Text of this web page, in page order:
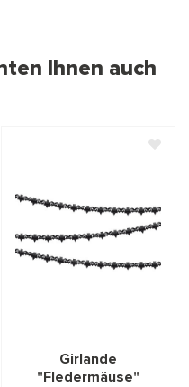
Ihnen auch
Girlande
"Fledermäuse"